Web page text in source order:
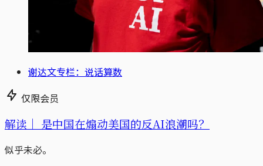
谢达文专栏：说话算数
仅限会员
解读｜ 是中国在煽动美国的反AI浪潮吗？
似乎未必。